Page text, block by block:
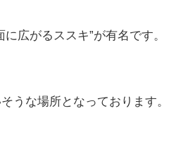
広がるススキ”が有名です。
うな場所となっております。